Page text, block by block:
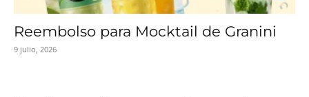
Reembolso para Mocktail de Granini
9 julio, 2026